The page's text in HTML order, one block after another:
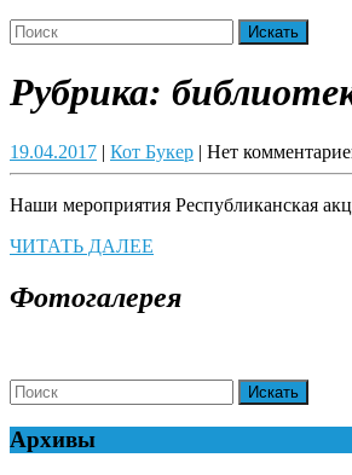
Close
Button
Search
for:
Рубрика:
19.04.201719.04.2017
| Кот БукерКот
Букер
| Нет
Наши мероприятия Республиканская
ЧИТАТЬ ДАЛЕЕ
Фотогалерея
Search
for:
Архивы